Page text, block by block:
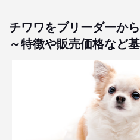
チワワをブリーダーか
～特徴や販売価格など